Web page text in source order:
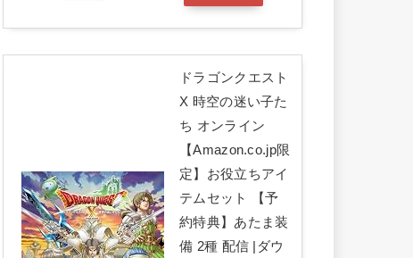
ドラゴンクエスト
X 時空の迷い子た
ち オンライン
【Amazon.co.jp限
定】お役立ちアイ
テムセット 【予
約特典】あたま装
備 2種 配信 |ダウ